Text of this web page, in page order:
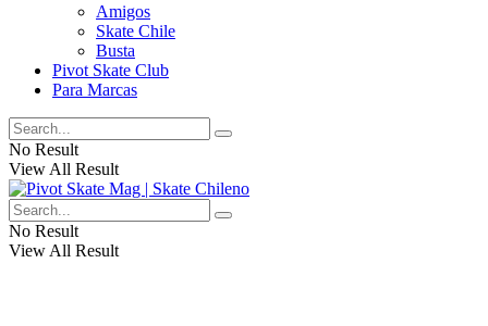
Amigos
Skate Chile
Busta
Pivot Skate Club
Para Marcas
No Result
View All Result
No Result
View All Result